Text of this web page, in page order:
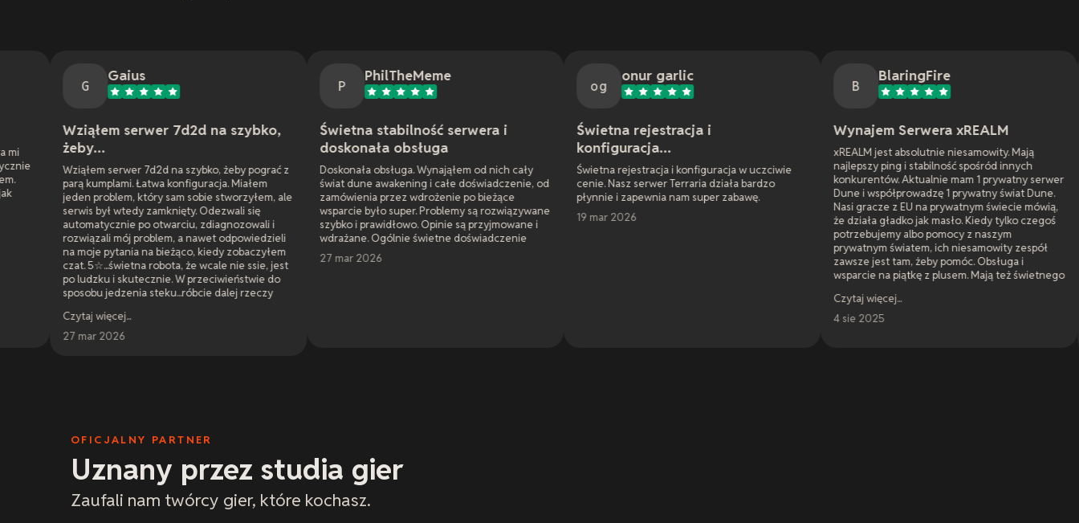
serwer 7d2d na szybko,
serwer 7d2d na szybko, żeby pograć z
Łatwa konfiguracja. Miałem
który sam sobie stworzyłem, ale
był wtedy zamknięty. Odezwali się
po otwarciu, zdiagnozowali i
mój problem, a nawet odpowiedzieli
pytania na bieżąco, kiedy zobaczyłem
robota, że wcale nie ssie, jest
i skutecznie. W przeciwieństwie do
jedzenia steku...róbcie dalej rzeczy
Świetna stabilność serwera i
doskonała obsługa
Doskonała obsługa. Wynająłem od nich cały
świat dune awakening i całe doświadczenie, od
zamówienia przez wdrożenie po bieżące
wsparcie było super. Problemy są rozwiązywane
szybko i prawidłowo. Opinie są przyjmowane i
wdrażane. Ogólnie świetne doświadczenie
27 mar 2026
Świetna rejestracja i
konfiguracja...
Świetna rejestracja i konfiguracja w uczciwie
cenie. Nasz serwer Terraria działa bardzo
płynnie i zapewnia nam super zabawę.
19 mar 2026
Wynajem Serwera xREALM
xREALM jest absolutnie niesamowity. Mają
najlepszy ping i stabilność spośród innych
konkurentów. Aktualnie mam 1 prywatny serwer
Dune i współprowadzę 1 prywatny świat Dune.
Nasi gracze z EU na prywatnym świecie mówią,
że działa gładko jak masło. Kiedy tylko czegoś
potrzebujemy albo pomocy z naszym
prywatnym światem, ich niesamowity zespół
zawsze jest tam, żeby pomóc. Obsługa i
wsparcie na piątkę z plusem. Mają też świetnego
odpowiedzieć na pytania i rozwiewać
Mój serwer
Awakened
Mój serwer
najlepszy ping i
innych
które plasują
Najtańsze i
równać z
XRealm. W
jest dokładnie
serwera na
OFICJALNY PARTNER
Uznany przez studia gier
Zaufali nam twórcy gier, które kochasz.